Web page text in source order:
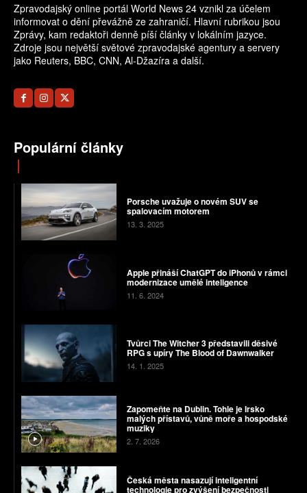
Zpravodajský online portál World News 24 vznikl za účelem
informovat o dění převážně ze zahraničí. Hlavní rubrikou jsou
Zprávy, kam redaktoři denně píší články v lokálním jazyce.
Zdroje jsou největší světové zpravodajské agentury a servery
jako Reuters, BBC, CNN, Al-Džazíra a další.
Populární články
Porsche uvažuje o novém SUV se
spalovacím motorem
13. 3. 2025
Apple přináší ChatGPT do iPhonů v rámci
modernizace umělé inteligence
11. 6. 2024
Tvůrci The Witcher 3 představili děsivé
RPG s upíry The Blood of Dawnwalker
14. 1. 2025
Zapomeňte na Dublin. Tohle je Irsko
malých přístavů, vůně moře a hospodské
muziky
2. 7. 2026
Česká města nasazují inteligentní
technologie pro zvýšení bezpečnosti